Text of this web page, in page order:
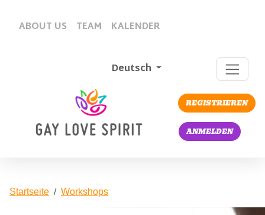
ABOUT US TEAM KALENDER
Deutsch
REGISTRIEREN
ANMELDEN
Startseite Workshops